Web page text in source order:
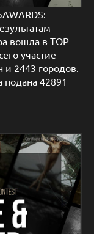
вошла в TOP
участие
и 2443 городов.
42891